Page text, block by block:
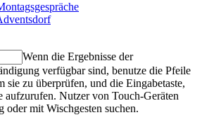
Wenn die Ergebnisse der
verfügbar sind, benutze die Pfeile
sie zu überprüfen, und die Eingabetaste,
aufzurufen. Nutzer von Touch-Geräten
oder mit Wischgesten suchen.